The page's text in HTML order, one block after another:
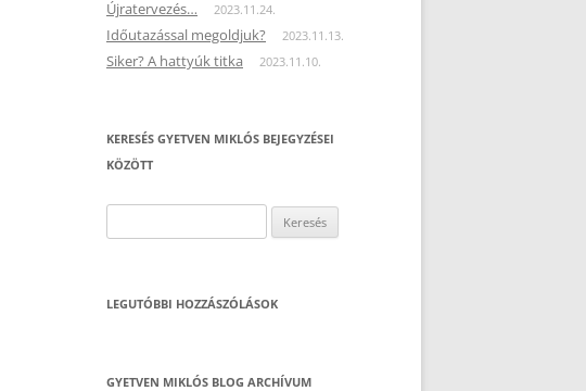
Újratervezés… 2023.11.24.
Időutazással megoldjuk? 2023.11.13.
Siker? A hattyúk titka 2023.11.10.
KERESÉS GYETVEN MIKLÓS BEJEGYZÉSEI
KÖZÖTT
LEGUTÓBBI HOZZÁSZÓLÁSOK
GYETVEN MIKLÓS BLOG ARCHÍVUM